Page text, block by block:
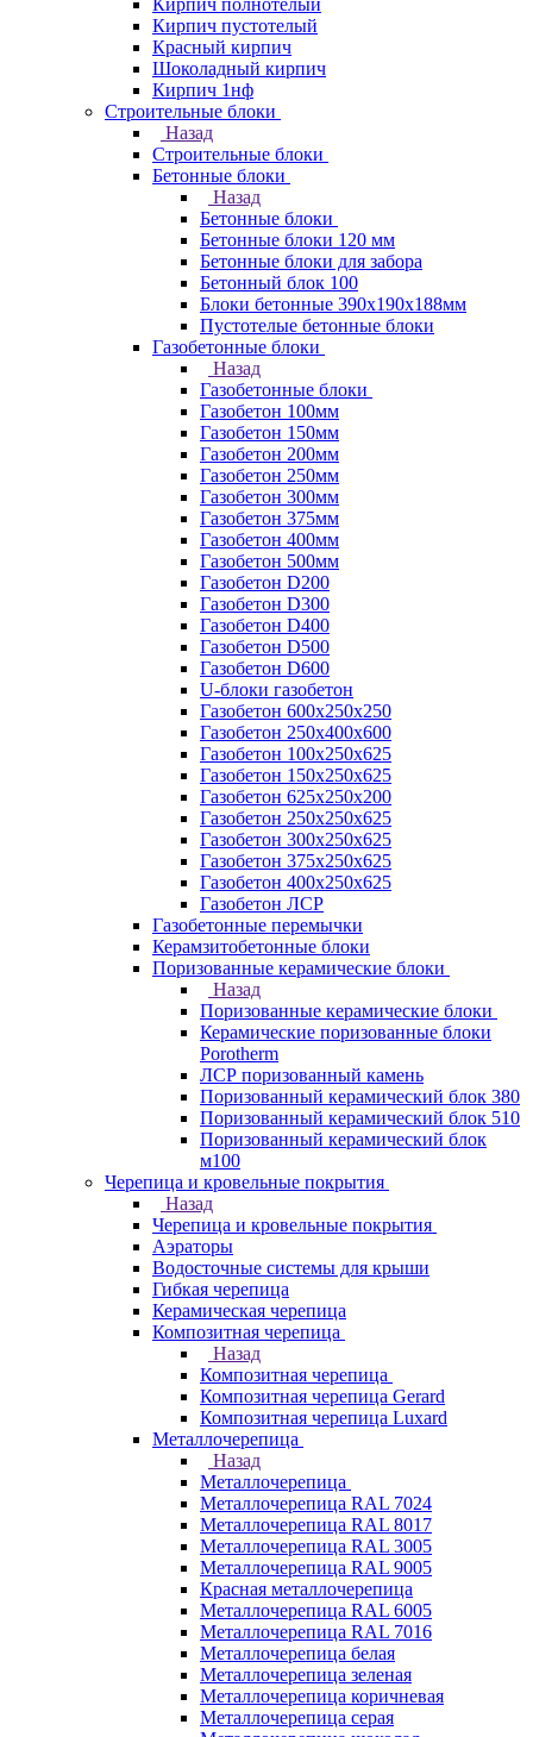
Кирпич полнотелый
Кирпич пустотелый
Красный кирпич
Шоколадный кирпич
Кирпич 1нф
Строительные блоки
Назад
Строительные блоки
Бетонные блоки
Назад
Бетонные блоки
Бетонные блоки 120 мм
Бетонные блоки для забора
Бетонный блок 100
Блоки бетонные 390х190х188мм
Пустотелые бетонные блоки
Газобетонные блоки
Назад
Газобетонные блоки
Газобетон 100мм
Газобетон 150мм
Газобетон 200мм
Газобетон 250мм
Газобетон 300мм
Газобетон 375мм
Газобетон 400мм
Газобетон 500мм
Газобетон D200
Газобетон D300
Газобетон D400
Газобетон D500
Газобетон D600
U-блоки газобетон
Газобетон 600x250x250
Газобетон 250x400x600
Газобетон 100х250х625
Газобетон 150х250х625
Газобетон 625х250х200
Газобетон 250х250х625
Газобетон 300х250х625
Газобетон 375х250х625
Газобетон 400х250х625
Газобетон ЛСР
Газобетонные перемычки
Керамзитобетонные блоки
Поризованные керамические блоки
Назад
Поризованные керамические блоки
Керамические поризованные блоки
Porotherm
ЛСР поризованный камень
Поризованный керамический блок 380
Поризованный керамический блок 510
Поризованный керамический блок
м100
Черепица и кровельные покрытия
Назад
Черепица и кровельные покрытия
Аэраторы
Водосточные системы для крыши
Гибкая черепица
Керамическая черепица
Композитная черепица
Назад
Композитная черепица
Композитная черепица Gerard
Композитная черепица Luxard
Металлочерепица
Назад
Металлочерепица
Металлочерепица RAL 7024
Металлочерепица RAL 8017
Металлочерепица RAL 3005
Металлочерепица RAL 9005
Красная металлочерепица
Металлочерепица RAL 6005
Металлочерепица RAL 7016
Металлочерепица белая
Металлочерепица зеленая
Металлочерепица коричневая
Металлочерепица серая